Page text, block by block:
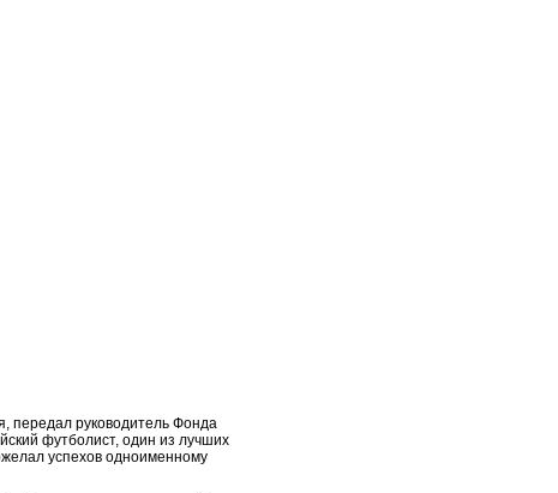
передал руководитель Фонда
футболист, один из лучших
успехов одноименному